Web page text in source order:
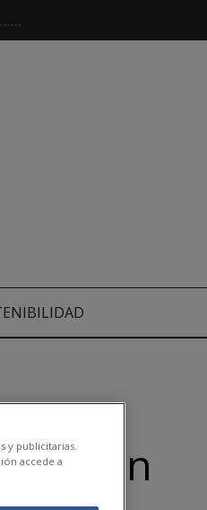
con
y publicitarias.
accede a